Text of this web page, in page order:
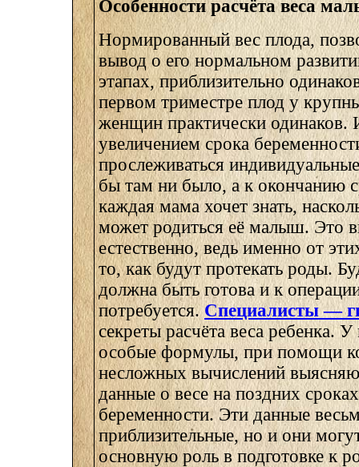
Особенности расчёта веса
Нормированный вес плода,
вывод о его нормальном
этапах, приблизительно
первом триместре плод у
женщин практически одинаков.
увеличением срока
прослеживаться
бы там ни было, а к окончанию
каждая мама хочет знать,
может родиться её малыш. Это
естественно, ведь именно от
то, как будут протекать роды.
должна быть готова и к
потребуется. Специалисты —
секреты расчёта веса ребенка.
особые формулы, при помощи
несложных вычислений
данные о весе на поздних сроках
беременности. Эти данные
приблизительные, но и они
основную роль в подготовке к